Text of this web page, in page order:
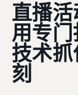
直播
用专
技术
刻